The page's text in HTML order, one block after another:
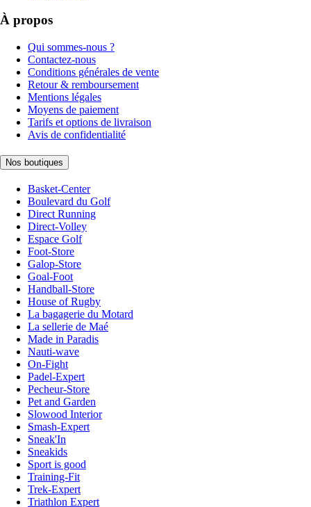
À propos
Qui sommes-nous ?
Contactez-nous
Conditions générales de vente
Retour & remboursement
Mentions légales
Moyens de paiement
Tarifs et options de livraison
Avis de confidentialité
Nos boutiques
Basket-Center
Boulevard du Golf
Direct Running
Direct-Volley
Espace Golf
Foot-Store
Galop-Store
Goal-Foot
Handball-Store
House of Rugby
La bagagerie du Motard
La sellerie de Maé
Made in Paradis
Nauti-wave
On-Fight
Padel-Expert
Pecheur-Store
Pet and Garden
Slowood Interior
Smash-Expert
Sneak'In
Sneakids
Sport is good
Training-Fit
Trek-Expert
Triathlon Expert